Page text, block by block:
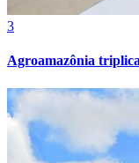
3
Agroamazônia